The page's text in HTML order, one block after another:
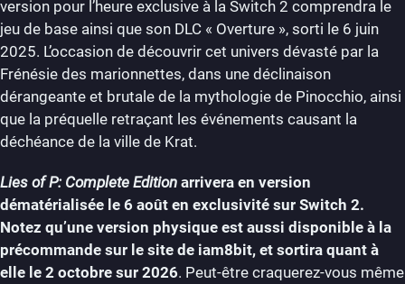
version pour l’heure exclusive à la Switch 2 comprendra le
jeu de base ainsi que son DLC « Overture », sorti le 6 juin
2025. L’occasion de découvrir cet univers dévasté par la
Frénésie des marionnettes, dans une déclinaison
dérangeante et brutale de la mythologie de Pinocchio, ainsi
que la préquelle retraçant les événements causant la
déchéance de la ville de Krat.
Lies of P: Complete Edition arrivera en version
dématérialisée le 6 août en exclusivité sur Switch 2.
Notez qu’une version physique est aussi disponible à la
précommande sur le site de iam8bit, et sortira quant à
elle le 2 octobre sur 2026. Peut-être craquerez-vous même